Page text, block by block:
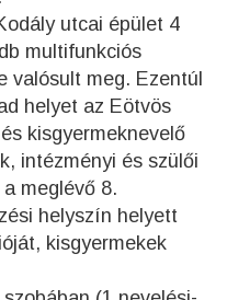
utcai épület 4
multifunkciós
valósult meg. Ezentúl
helyet az Eötvös
kisgyermeknevelő
intézményi és szülői
meglévő 8.
helyszín helyett
kisgyermekek